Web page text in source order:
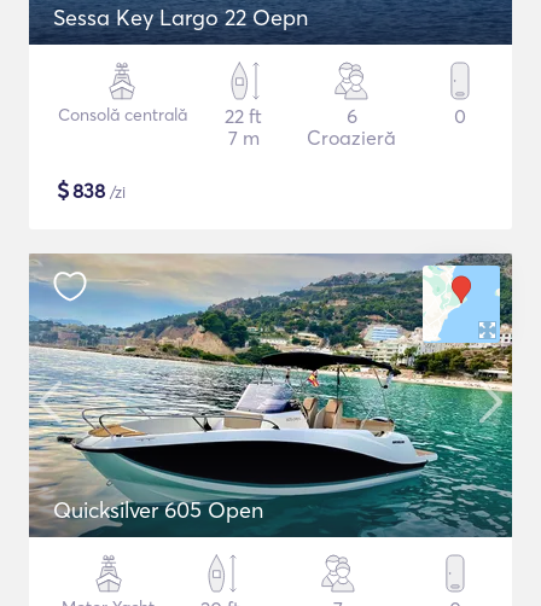
Sessa Key Largo 22 Oepn
Consolă centrală
22 ft
7 m
6
Croazieră
0
$838 /zi
Quicksilver 605 Open